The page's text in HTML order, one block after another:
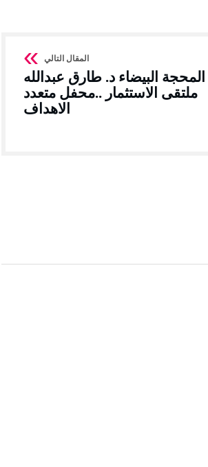
المحجة البيضاء د. طارق عبدالله
ملتقى الاستثمار ..محفل متعدد
الاهداف